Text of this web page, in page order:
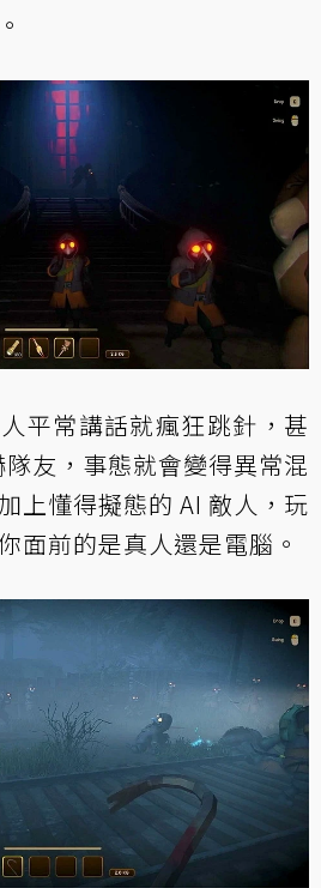
平常講話就瘋狂跳針，甚
友，事態就會變得異常混
上懂得擬態的 AI 敵人，玩
面前的是真人還是電腦。